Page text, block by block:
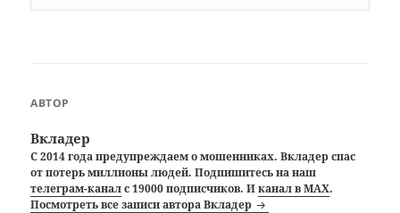
АВТОР
Вкладер
С 2014 года предупреждаем о мошенниках. Вкладер спас
от потерь миллионы людей. Подпишитесь на наш
телеграм-каналс 19000 подписчиков. Иканал в MAX.
Посмотреть все записи автора Вкладер